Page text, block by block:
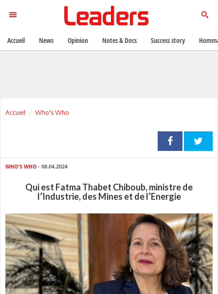
Accueil Who's Who
WHO'S WHO - 08.04.2024
Qui est Fatma Thabet Chiboub, ministre de
l’Industrie, des Mines et de l’Energie
Accueil News Opinion Notes & Docs Success story